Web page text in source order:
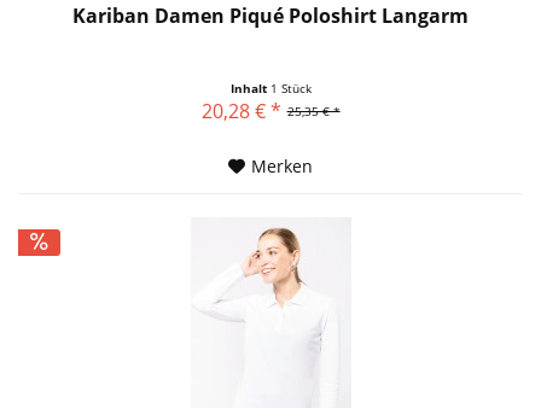
Kariban Damen Piqué Poloshirt Langarm
Inhalt 1 Stück
25,35 € *
20,28 € *
Merken